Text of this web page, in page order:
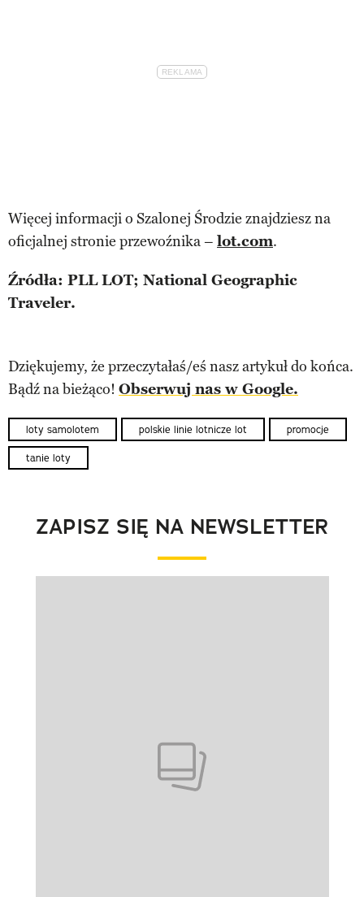
Więcej informacji o Szalonej Środzie znajdziesz na
oficjalnej stronie przewoźnika – lot.com.
Źródła: PLL LOT; National Geographic
Traveler.
Dziękujemy, że przeczytałaś/eś nasz artykuł do końca.
Bądź na bieżąco! Obserwuj nas w Google.
loty samolotem polskie linie lotnicze lot promocje
tanie loty
ZAPISZ SIĘ NA NEWSLETTER